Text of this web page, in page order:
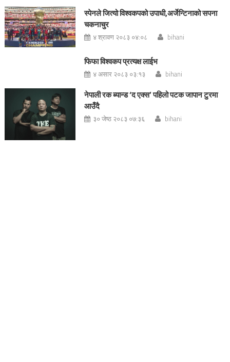
स्पेनले जित्यो विश्वकपको उपाधी,अर्जेन्टिनाको सपना
चकनाचुर
४ श्रावण २०८३ ०४:०८ bihani
फिफा विश्वकप प्रत्यक्ष लाईभ
४ असार २०८३ ०३:१३ bihani
नेपाली रक ब्यान्ड ‘द एक्स’ पहिलो पटक जापान टुरमा
आउँदै
३० जेष्ठ २०८३ ०७:३६ bihani